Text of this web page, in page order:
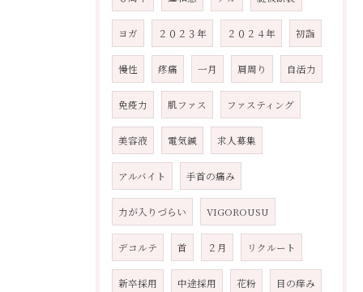
ヨガ ２０２３年 ２０２４年 初詣
慢性 疼痛 一月 肩周り 自活力
免疫力 肌ファス ファスティング
美容液 電気鍼 求人募集
アルバイト 手首の痛み
力が入りづらい VIGOROUSU
デコルテ 首 ２月 リクルート
新卒採用 中途採用 花粉 目の痒み